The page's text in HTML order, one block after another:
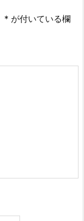
* が付いている欄